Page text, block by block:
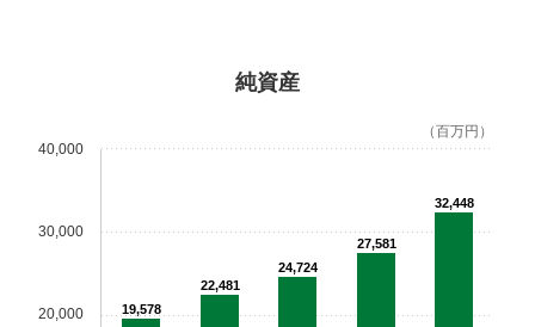
純資産
20,000
30,000
40,000
（百万円）
19,578
22,481
24,724
27,581
32,448